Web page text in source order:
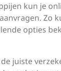
kun je
Zo
opties
juiste